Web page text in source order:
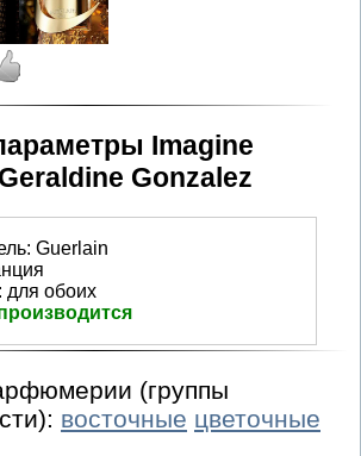
Imagine
Gonzalez
: Guerlain
для обоих
(группы
восточные цветочные